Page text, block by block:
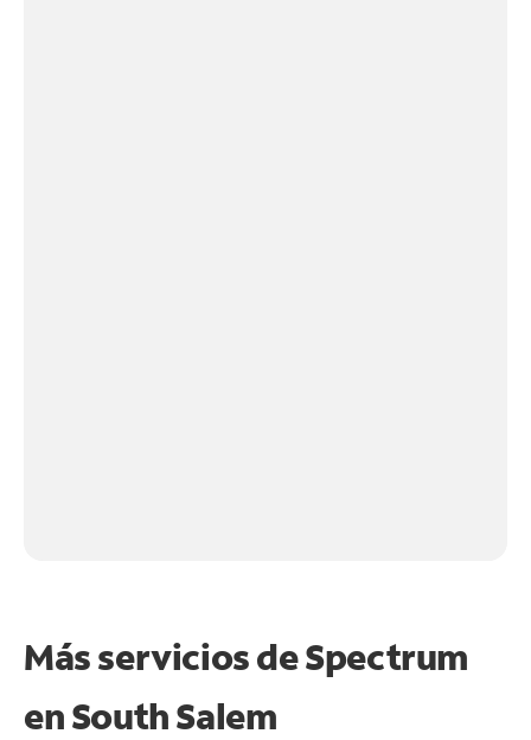
Más servicios de Spectrum
enSouth Salem